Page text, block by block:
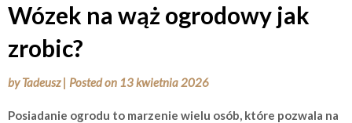
Wózek na wąż ogrodowy jak
zrobic?
byTadeusz | Posted on 13 kwietnia 2026
Posiadanie ogrodu to marzenie wielu osób, które pozwala na